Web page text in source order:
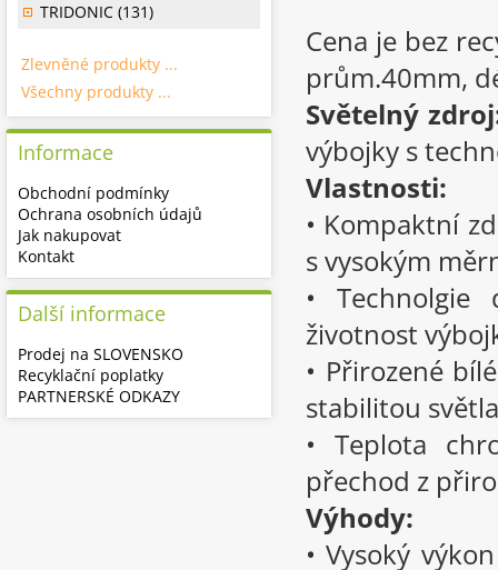
Cena je bez
prům.40mm,
Světelný
výbojky s
Vlastnosti:
• Kompaktní
s vysokým
•
životnost
• Přirozené
stabilitou
• Teplota
přechod z
Výhody:
• Vysoký
TRIDONIC (131)
Zlevněné produkty ...
Všechny produkty ...
Informace
Obchodní podmínky
Ochrana osobních údajů
Jak nakupovat
Kontakt
Další informace
Prodej na SLOVENSKO
Recyklační poplatky
PARTNERSKÉ ODKAZY